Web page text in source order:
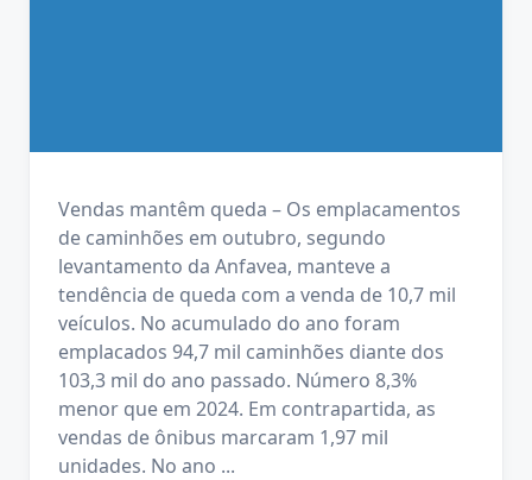
Vendas mantêm queda – Os emplacamentos
de caminhões em outubro, segundo
levantamento da Anfavea, manteve a
tendência de queda com a venda de 10,7 mil
veículos. No acumulado do ano foram
emplacados 94,7 mil caminhões diante dos
103,3 mil do ano passado. Número 8,3%
menor que em 2024. Em contrapartida, as
vendas de ônibus marcaram 1,97 mil
unidades. No ano ...